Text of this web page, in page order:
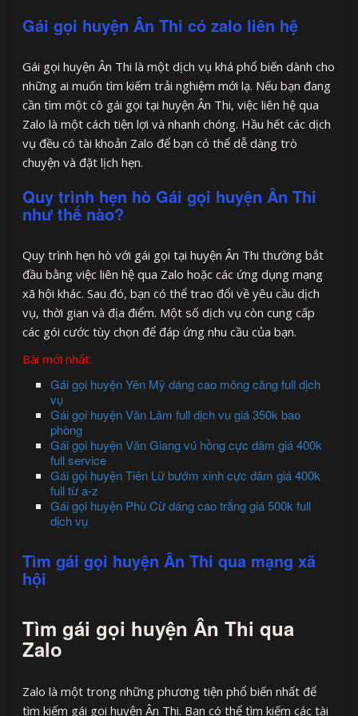
Gái gọi huyện Ân Thi có zalo liên hệ
Gái gọi huyện Ân Thi là một dịch vụ khá phổ biến dành cho
những ai muốn tìm kiếm trải nghiệm mới lạ. Nếu bạn đang
cần tìm một cô gái gọi tại huyện Ân Thi, việc liên hệ qua
Zalo là một cách tiện lợi và nhanh chóng. Hầu hết các dịch
vụ đều có tài khoản Zalo để bạn có thể dễ dàng trò
chuyện và đặt lịch hẹn.
Quy trình hẹn hò Gái gọi huyện Ân Thi
như thế nào?
Quy trình hẹn hò với gái gọi tại huyện Ân Thi thường bắt
đầu bằng việc liên hệ qua Zalo hoặc các ứng dụng mạng
xã hội khác. Sau đó, bạn có thể trao đổi về yêu cầu dịch
vụ, thời gian và địa điểm. Một số dịch vụ còn cung cấp
các gói cước tùy chọn để đáp ứng nhu cầu của bạn.
Bài mới nhất:
Gái gọi huyện Yên Mỹ dáng cao mông căng full dịch
vụ
Gái gọi huyện Văn Lâm full dịch vu giá 350k bao
phòng
Gái gọi huyện Văn Giang vú hồng cực dâm giá 400k
full service
Gái gọi huyện Tiên Lữ bướm xinh cực dâm giá 400k
full từ a-z
Gái gọi huyện Phù Cừ dáng cao trắng giá 500k full
dịch vụ
Tìm gái gọi huyện Ân Thi qua mạng xã
hội
Tìm gái gọi huyện Ân Thi qua
Zalo
Zalo là một trong những phương tiện phổ biến nhất để
tìm kiếm gái gọi huyện Ân Thi. Bạn có thể tìm kiếm các tài